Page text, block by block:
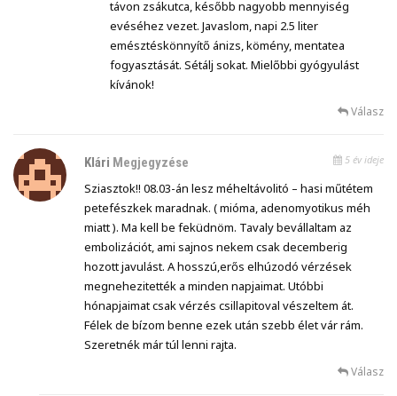
távon zsákutca, később nagyobb mennyiség
evéséhez vezet. Javaslom, napi 2.5 liter
emésztéskönnyítő ánizs, kömény, mentatea
fogyasztását. Sétálj sokat. Mielőbbi gyógyulást
kívánok!
Válasz
Klári Megjegyzése 5 év ideje
Sziasztok!! 08.03-án lesz méheltávolitó – hasi műtétem
petefészkek maradnak. ( mióma, adenomyotikus méh
miatt ). Ma kell be feküdnöm. Tavaly bevállaltam az
embolizációt, ami sajnos nekem csak decemberig
hozott javulást. A hosszú,erős elhúzodó vérzések
megnehezitették a minden napjaimat. Utóbbi
hónapjaimat csak vérzés csillapitoval vészeltem át.
Félek de bízom benne ezek után szebb élet vár rám.
Szeretnék már túl lenni rajta.
Válasz